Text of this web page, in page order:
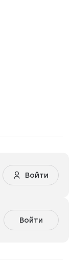
Войти
Войти